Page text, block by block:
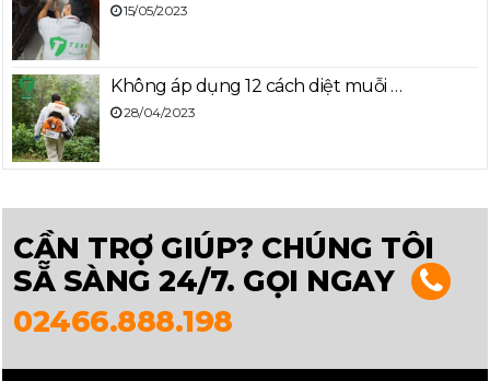
15/05/2023
Không áp dụng 12 cách diệt muỗi …
28/04/2023
CẦN TRỢ GIÚP? CHÚNG TÔI
SẴ SÀNG 24/7. GỌI NGAY
02466.888.198